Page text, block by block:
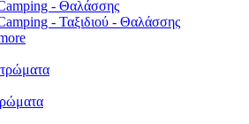
- Θαλάσσης
- Ταξιδιού - Θαλάσσης